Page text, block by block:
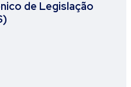
de Legislação